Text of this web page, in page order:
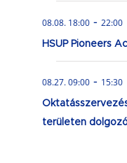
08.08. 18:00 - 22:00
HSUP Pioneers
08.27. 09:00 - 15:30
területen